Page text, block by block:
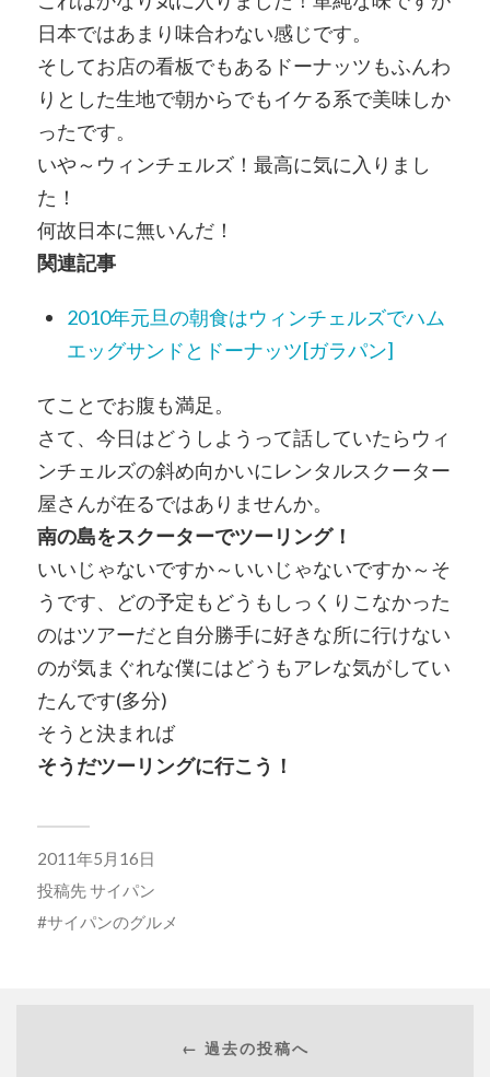
日本ではあまり味合わない感じです。
そしてお店の看板でもあるドーナッツもふんわ
りとした生地で朝からでもイケる系で美味しか
ったです。
いや～ウィンチェルズ！最高に気に入りまし
た！
何故日本に無いんだ！
関連記事
2010年元旦の朝食はウィンチェルズでハム
エッグサンドとドーナッツ[ガラパン]
てことでお腹も満足。
さて、今日はどうしようって話していたらウィ
ンチェルズの斜め向かいにレンタルスクーター
屋さんが在るではありませんか。
南の島をスクーターでツーリング！
いいじゃないですか～いいじゃないですか～そ
うです、どの予定もどうもしっくりこなかった
のはツアーだと自分勝手に好きな所に行けない
のが気まぐれな僕にはどうもアレな気がしてい
たんです(多分)
そうと決まれば
そうだツーリングに行こう！
2011年5月16日
投稿先サイパン
サイパンのグルメ
← 過去の投稿へ